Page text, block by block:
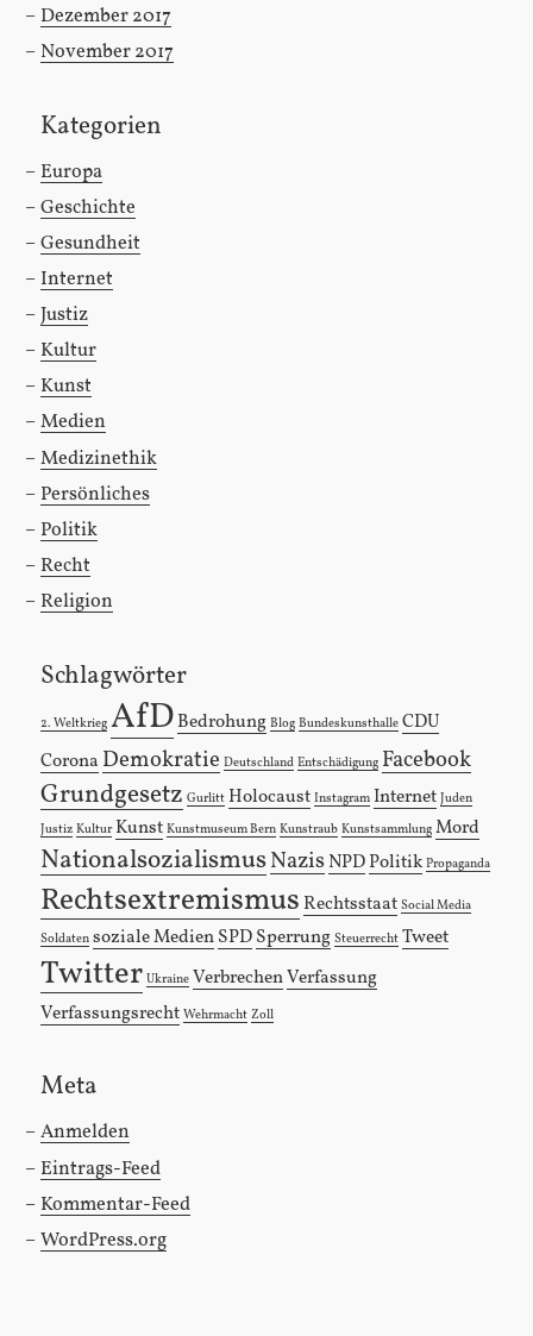
Dezember 2017
November 2017
Kategorien
Europa
Geschichte
Gesundheit
Internet
Justiz
Kultur
Kunst
Medien
Medizinethik
Persönliches
Politik
Recht
Religion
Schlagwörter
2. Weltkrieg AfD Bedrohung Blog Bundeskunsthalle CDU
Corona Demokratie Deutschland Entschädigung Facebook
Grundgesetz Gurlitt Holocaust Instagram Internet Juden
Justiz Kultur Kunst Kunstmuseum Bern Kunstraub Kunstsammlung Mord
NationalsozialismusNazis NPD Politik Propaganda
Rechtsextremismus Rechtsstaat Social Media
Soldaten soziale Medien SPD Sperrung Steuerrecht Tweet
Twitter Ukraine VerbrechenVerfassung
Verfassungsrecht Wehrmacht Zoll
Meta
Anmelden
Eintrags-Feed
Kommentar-Feed
WordPress.org